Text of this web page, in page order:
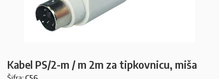
Kabel PS/2-m / m 2m za tipkovnicu, miša